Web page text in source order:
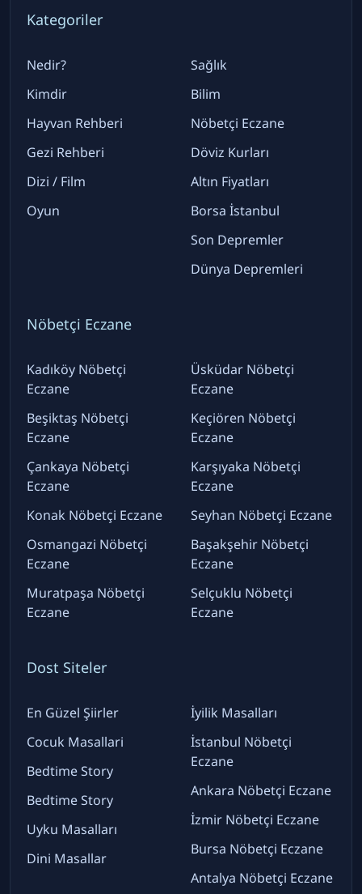
Kategoriler
Nedir?
Kimdir
Hayvan Rehberi
Gezi Rehberi
Dizi / Film
Oyun
Sağlık
Bilim
Nöbetçi Eczane
Döviz Kurları
Altın Fiyatları
Borsa İstanbul
Son Depremler
Dünya Depremleri
Nöbetçi Eczane
Kadıköy Nöbetçi
Eczane
Beşiktaş Nöbetçi
Eczane
Çankaya Nöbetçi
Eczane
Konak Nöbetçi Eczane
Osmangazi Nöbetçi
Eczane
Muratpaşa Nöbetçi
Eczane
Üsküdar Nöbetçi
Eczane
Keçiören Nöbetçi
Eczane
Karşıyaka Nöbetçi
Eczane
Seyhan Nöbetçi Eczane
Başakşehir Nöbetçi
Eczane
Selçuklu Nöbetçi
Eczane
Dost Siteler
En Güzel Şiirler
Cocuk Masallari
Bedtime Story
Bedtime Story
Uyku Masalları
Dini Masallar
İyilik Masalları
İstanbul Nöbetçi
Eczane
Ankara Nöbetçi Eczane
İzmir Nöbetçi Eczane
Bursa Nöbetçi Eczane
Antalya Nöbetçi Eczane